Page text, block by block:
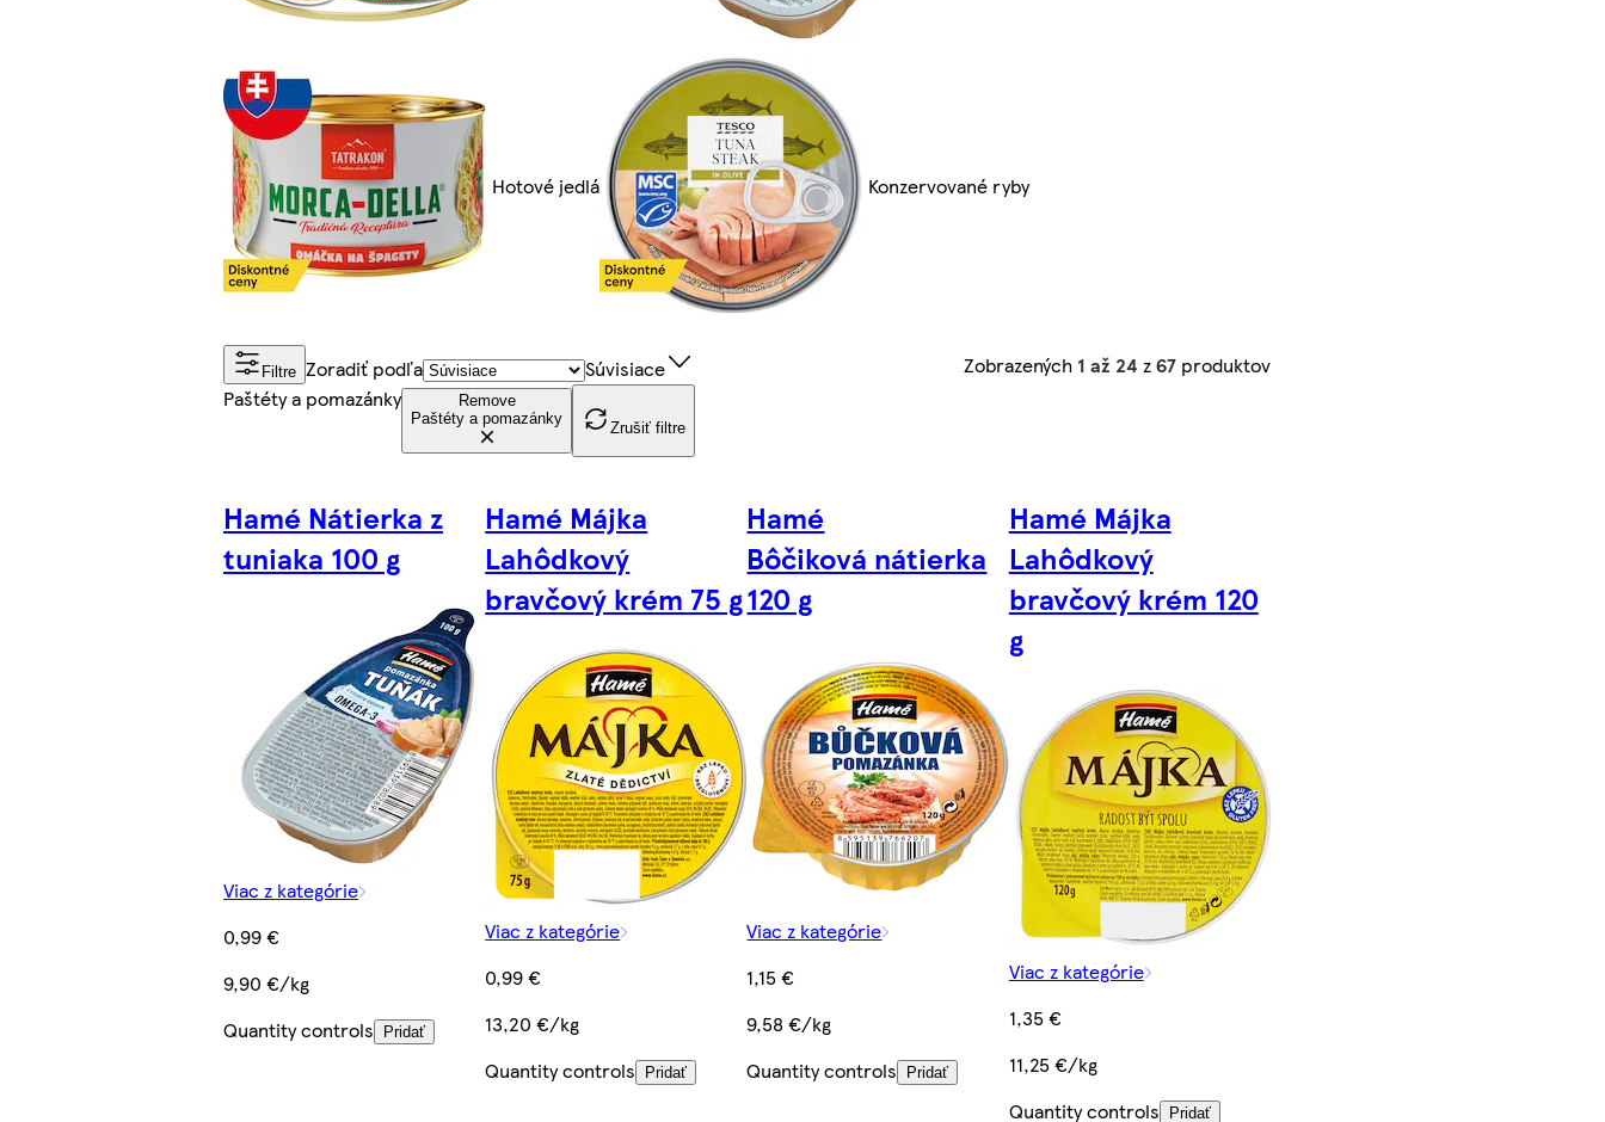
Hotové jedlá Konzervované ryby
Filtre Zoradiť podľa Súvisiace Zobrazených 1 až 24 z67 produktov
Paštéty a pomazánky
Remove
Paštéty a pomazánky
Zrušiť filtre
Hamé Nátierka z
tuniaka 100 g
Viac z kategórie
0,99 €
9,90 €/kg
Quantity controls
Pridať
Hamé Májka
Lahôdkový
bravčový krém 75 g
Viac z kategórie
0,99 €
13,20 €/kg
Quantity controls
Pridať
Hamé
Bôčiková nátierka
120 g
Viac z kategórie
1,15 €
9,58 €/kg
Quantity controls
Pridať
Hamé Májka
Lahôdkový
bravčový krém 120
g
Viac z kategórie
1,35 €
11,25 €/kg
Quantity controls
Pridať